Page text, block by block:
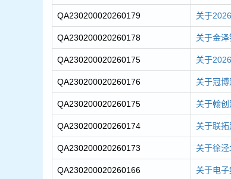
QA230200020260179 关于
QA230200020260178 关于金
QA230200020260175 关于
QA230200020260176 关于冠
QA230200020260175 关于翰
QA230200020260174 关于联
QA230200020260173 关于徐
QA230200020260166 关于电